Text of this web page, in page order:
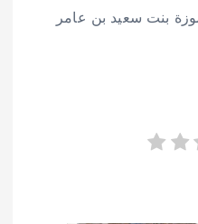
بنت سعيد بن عامر